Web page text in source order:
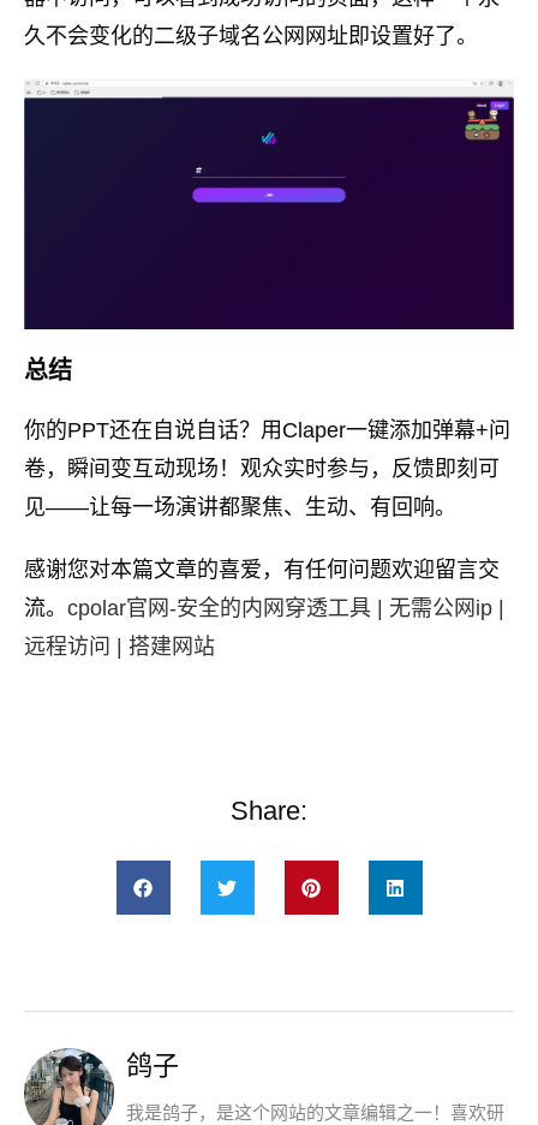
久不会变化的二级子域名公网网址即设置好了。
总结
你的PPT还在自说自话？用Claper一键添加弹幕+问
卷，瞬间变互动现场！观众实时参与，反馈即刻可
见——让每一场演讲都聚焦、生动、有回响。
感谢您对本篇文章的喜爱，有任何问题欢迎留言交
流。 cpolar官网-安全的内网穿透工具 | 无需公网ip |
远程访问 | 搭建网站
Share:
鸽子
我是鸽子，是这个网站的文章编辑之一！喜欢研